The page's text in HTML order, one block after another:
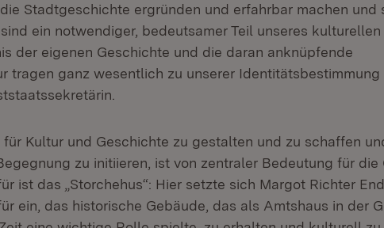
Stadtgeschichte ergründen und erfahrbar machen und
ein notwendiger, bedeutsamer Teil unseres kulturellen
der eigenen Geschichte und die daran anknüpfende
tragen ganz wesentlich zu unserer Identitätsbestimmung
für Kultur und Geschichte zu gestalten und zu schaffen
zu initiieren, ist von zentraler Bedeutung für die
ist das „Storchehus“: Hier setzte sich Margot Richter
ein, das historische Gebäude, das als Amtshaus in der